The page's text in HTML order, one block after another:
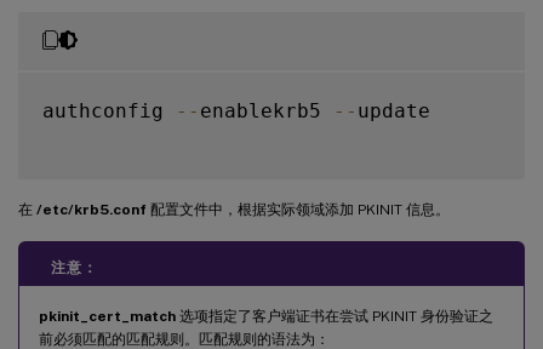
authconfig -- enablekrb5 -- update
在 /etc/krb5.conf 配置文件中，根据实际领域添加 PKINIT 信息。
注意：
pkinit_cert_match 选项指定了客户端证书在尝试 PKINIT 身份验证之
前必须匹配的匹配规则。匹配规则的语法为：